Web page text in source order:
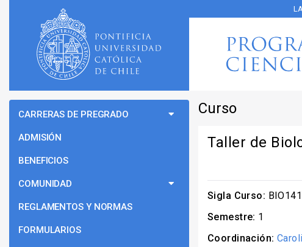
Curso
Taller de
Sigla Curso:
Semestre: 1
Coordinación:
CARRERAS DE PREGRADO
ADMISIÓN
BENEFICIOS
COMUNIDAD
REGLAMENTOS Y NORMAS
FORMULARIOS